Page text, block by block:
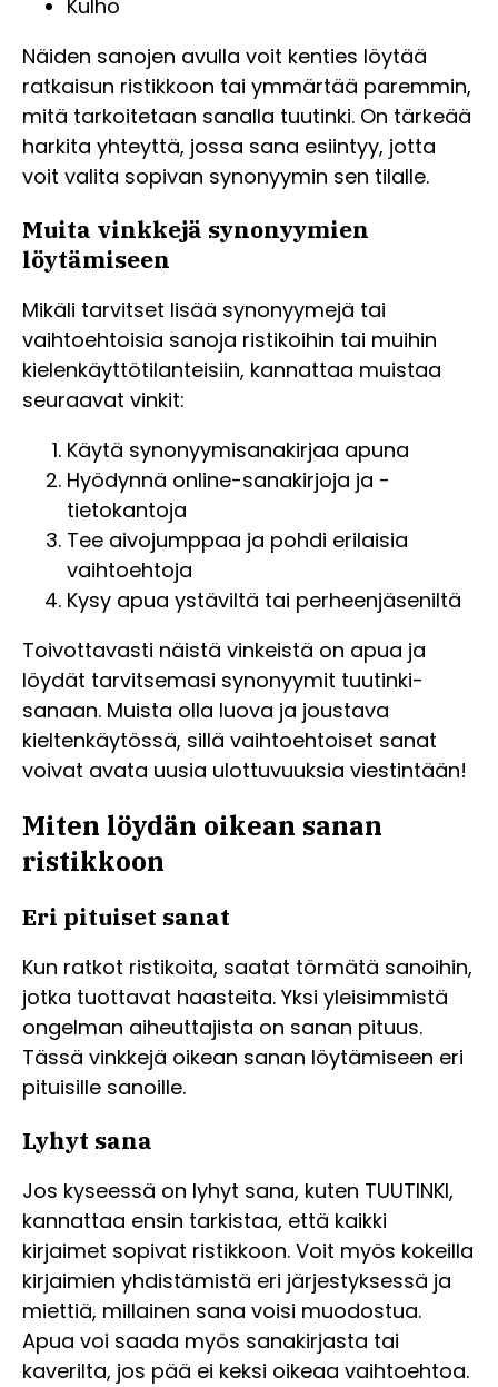
Kulho
Näiden sanojen avulla voit kenties löytää
ratkaisun ristikkoon tai ymmärtää paremmin,
mitä tarkoitetaan sanalla tuutinki. On tärkeää
harkita yhteyttä, jossa sana esiintyy, jotta
voit valita sopivan synonyymin sen tilalle.
Muita vinkkejä synonyymien
löytämiseen
Mikäli tarvitset lisää synonyymejä tai
vaihtoehtoisia sanoja ristikoihin tai muihin
kielenkäyttötilanteisiin, kannattaa muistaa
seuraavat vinkit:
Käytä synonyymisanakirjaa apuna
Hyödynnä online-sanakirjoja ja -
tietokantoja
Tee aivojumppaa ja pohdi erilaisia
vaihtoehtoja
Kysy apua ystäviltä tai perheenjäseniltä
Toivottavasti näistä vinkeistä on apua ja
löydät tarvitsemasi synonyymit tuutinki-
sanaan. Muista olla luova ja joustava
kieltenkäytössä, sillä vaihtoehtoiset sanat
voivat avata uusia ulottuvuuksia viestintään!
Miten löydän oikean sanan
ristikkoon
Eri pituiset sanat
Kun ratkot ristikoita, saatat törmätä sanoihin,
jotka tuottavat haasteita. Yksi yleisimmistä
ongelman aiheuttajista on sanan pituus.
Tässä vinkkejä oikean sanan löytämiseen eri
pituisille sanoille.
Lyhyt sana
Jos kyseessä on lyhyt sana, kuten TUUTINKI,
kannattaa ensin tarkistaa, että kaikki
kirjaimet sopivat ristikkoon. Voit myös kokeilla
kirjaimien yhdistämistä eri järjestyksessä ja
miettiä, millainen sana voisi muodostua.
Apua voi saada myös sanakirjasta tai
kaverilta, jos pää ei keksi oikeaa vaihtoehtoa.